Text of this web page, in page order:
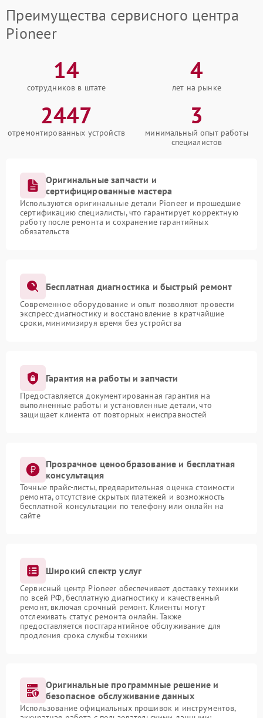
Преимущества сервисного центра
Pioneer
14
сотрудников в штате
4
лет на рынке
2447
отремонтированных устройств
3
минимальный опыт работы
специалистов
Оригинальные запчасти и
сертифицированные мастера
Используются оригинальные детали Pioneer и прошедшие
сертификацию специалисты, что гарантирует корректную
работу после ремонта и сохранение гарантийных
обязательств
Бесплатная диагностика и быстрый ремонт
Современное оборудование и опыт позволяют провести
экспресс-диагностику и восстановление в кратчайшие
сроки, минимизируя время без устройства
Гарантия на работы и запчасти
Предоставляется документированная гарантия на
выполненные работы и установленные детали, что
защищает клиента от повторных неисправностей
Прозрачное ценообразование и бесплатная
консультация
Точные прайс-листы, предварительная оценка стоимости
ремонта, отсутствие скрытых платежей и возможность
бесплатной консультации по телефону или онлайн на
сайте
Широкий спектр услуг
Сервисный центр Pioneer обеспечивает доставку техники
по всей РФ, бесплатную диагностику и качественный
ремонт, включая срочный ремонт. Клиенты могут
отслеживать статус ремонта онлайн. Также
предоставляется постгарантийное обслуживание для
продления срока службы техники
Оригинальные программные решение и
безопасное обслуживание данных
Использование официальных прошивок и инструментов,